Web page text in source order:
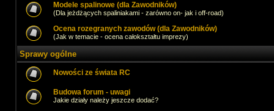
Modele spalinowe (dla Zawodników)
(Dla jeżdżących spaliniakami - zarówno on- jak i off-road)
Ocena rozegranych zawodów (dla Zawodników)
(Jak w temacie - ocena całokształtu imprezy)
Sprawy ogólne
Nowości ze świata RC
Budowa forum - uwagi
Jakie działy należy jeszcze dodać?